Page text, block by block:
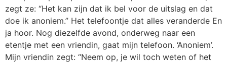
zegt ze: “Het kan zijn dat ik bel voor de uitslag en dat
doe ik anoniem.” Het telefoontje dat alles veranderde En
ja hoor. Nog diezelfde avond, onderweg naar een
etentje met een vriendin, gaat mijn telefoon. ‘Anoniem’.
Mijn vriendin zegt: “Neem op, je wil toch weten of het